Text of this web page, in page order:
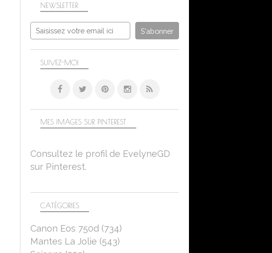
NEWSLETTER
SUIVEZ-MOI
CATÉGORIES
Canon Eos 750d (734)
Mantes La Jolie (543)
MES IMAGES SUR PINTEREST
Consultez le profil de EvelyneGD
sur Pinterest.